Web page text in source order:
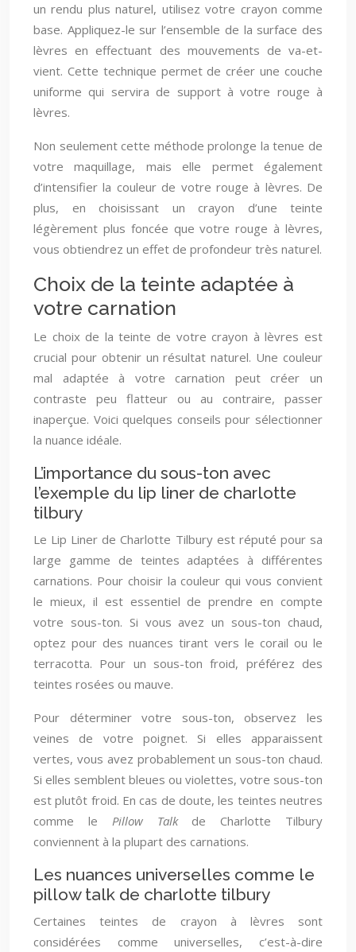
un rendu plus naturel, utilisez votre crayon comme
base. Appliquez-le sur l’ensemble de la surface des
lèvres en effectuant des mouvements de va-et-
vient. Cette technique permet de créer une couche
uniforme qui servira de support à votre rouge à
lèvres.
Non seulement cette méthode prolonge la tenue de
votre maquillage, mais elle permet également
d’intensifier la couleur de votre rouge à lèvres. De
plus, en choisissant un crayon d’une teinte
légèrement plus foncée que votre rouge à lèvres,
vous obtiendrez un effet de profondeur très naturel.
Choix de la teinte adaptée à
votre carnation
Le choix de la teinte de votre crayon à lèvres est
crucial pour obtenir un résultat naturel. Une couleur
mal adaptée à votre carnation peut créer un
contraste peu flatteur ou au contraire, passer
inaperçue. Voici quelques conseils pour sélectionner
la nuance idéale.
L’importance du sous-ton avec
l’exemple du lip liner de charlotte
tilbury
Le Lip Liner de Charlotte Tilbury est réputé pour sa
large gamme de teintes adaptées à différentes
carnations. Pour choisir la couleur qui vous convient
le mieux, il est essentiel de prendre en compte
votre sous-ton. Si vous avez un sous-ton chaud,
optez pour des nuances tirant vers le corail ou le
terracotta. Pour un sous-ton froid, préférez des
teintes rosées ou mauve.
Pour déterminer votre sous-ton, observez les
veines de votre poignet. Si elles apparaissent
vertes, vous avez probablement un sous-ton chaud.
Si elles semblent bleues ou violettes, votre sous-ton
est plutôt froid. En cas de doute, les teintes neutres
comme le Pillow Talk de Charlotte Tilbury
conviennent à la plupart des carnations.
Les nuances universelles comme le
pillow talk de charlotte tilbury
Certaines teintes de crayon à lèvres sont
considérées comme universelles, c’est-à-dire